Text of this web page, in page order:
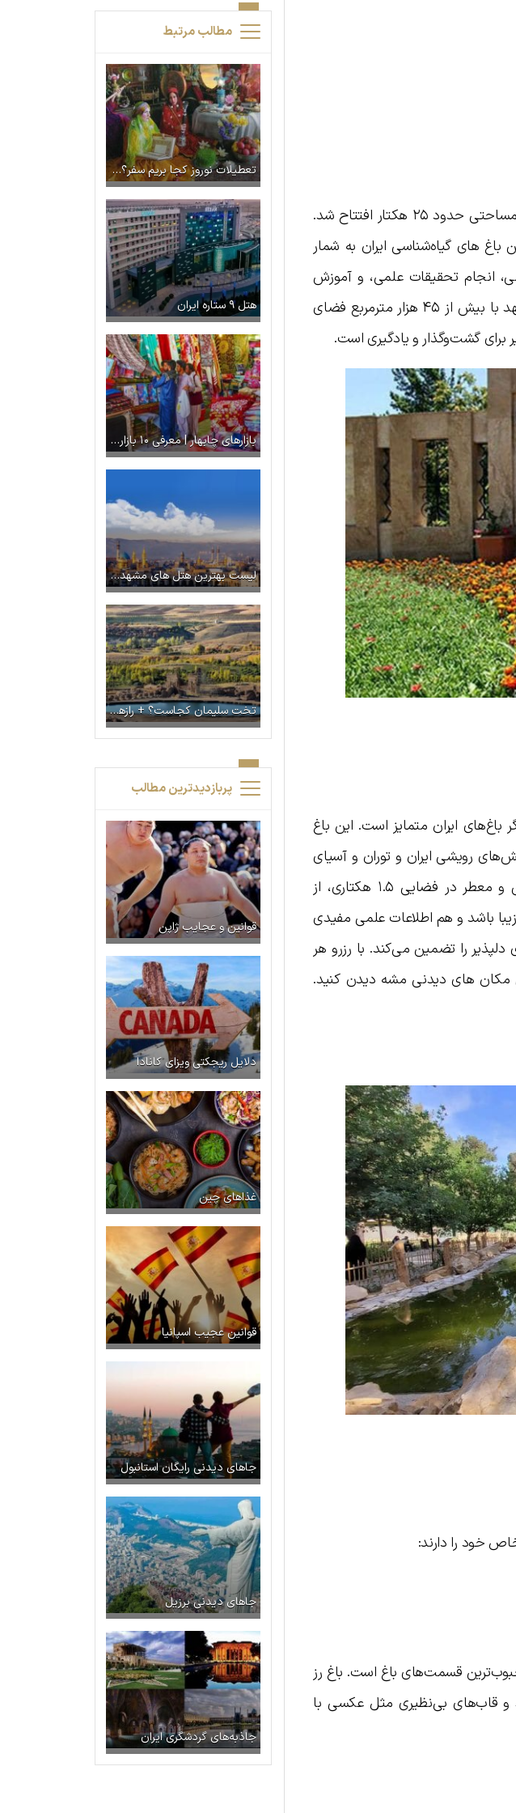
باغ گیاه‌ شناسی مشهد که با نام باغ مشهد نیز شناخته می‌شود، در سال ۱۳۹۲ با مساحتی حدود ۲۵ هکتار افتتاح شد.
یکی از بزرگ‌ترین باغ‌ های گیاه‌شناسی ایران به شمار
انجام تحقیقات علمی، و آموزش
عمومی درباره اهمیت تنوع زیستی و محیط‌زیست بوده است. باغ گیاه‌شناسی مشهد با بیش از ۴۵ هزار مترمربع فضای
باغ‌های ایران متمایز است. این باغ
رویشی ایران و توران و آسیای
میانه است. وجود بیش از ۷۰۰ نمونه ژنتیکی گیاهان و ۴۰۰ گونه گیاهی دارویی و معطر در فضایی ۱.۵ هکتاری، از
باشد و هم اطلاعات علمی مفیدی
دلپذیر را تضمین می‌کند. با رزرو هر
مکان های دیدنی مشه دیدن کنید.
خود را دارند:
۳۰ گونه و ۱۲۰ نوع گل رز، یکی از محبوب‌ترین قسمت‌های باغ است. باغ رز
و قاب‌های بی‌نظیری مثل عکسی با
مطالب مرتبط
تعطیلات نوروز کجا بریم سفر؟ + ۱۲ مقصد جذاب و دیدنی در نوروز ۱۴۰۴
هتل ۹ ستاره ایران
بازارهای چابهار | معرفی ۱۰ بازار معروف در چابهار
لیست بهترین هتل های مشهد نزدیک حرم + آدرس معرفی امکانات
تخت سلیمان کجاست؟ + رازها و افسانه های این مکان تاریخی
پربازدیدترین مطالب
قوانین و عجایب ژاپن
دلایل ریجکتی ویزای کانادا
غذاهای چین
قوانین عجیب اسپانیا
جاهای دیدنی رایگان استانبول
جاهای دیدنی برزیل
جاذبه‌های گردشگری ایران